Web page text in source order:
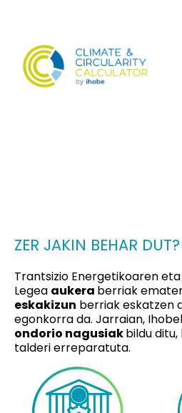
ZER JAKIN BEHAR DUT?
Trantsizio Energetikoaren
Legea aukera berriak
eskakizun berriak eskatzen
egonkorra da. Jarraian,
ondorio nagusiakbildu
talderi erreparatuta.